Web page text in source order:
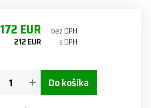
172 EUR bez DPH
212 EUR s DPH
Do košíka